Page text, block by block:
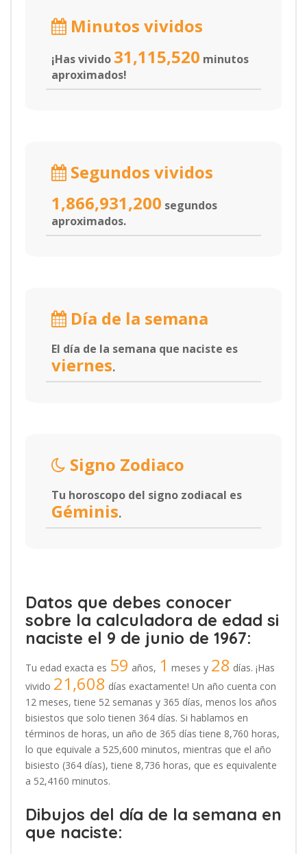
Minutos vividos
¡Has vivido 31,115,520 minutos
aproximados!
Segundos vividos
1,866,931,200 segundos
aproximados.
Día de la semana
El día de la semana que naciste es
viernes.
Signo Zodiaco
Tu horoscopo del signo zodiacal es
Géminis.
Datos que debes conocer
sobre la calculadora de edad si
naciste el 9 de junio de 1967:
Tu edad exacta es 59 años, 1 meses y 28 días. ¡Has
vivido 21,608 días exactamente! Un año cuenta con
12 meses, tiene 52 semanas y 365 días, menos los años
bisiestos que solo tienen 364 días. Si hablamos en
términos de horas, un año de 365 días tiene 8,760 horas,
lo que equivale a 525,600 minutos, mientras que el año
bisiesto (364 días), tiene 8,736 horas, que es equivalente
a 52,4160 minutos.
Dibujos del día de la semana en
que naciste: